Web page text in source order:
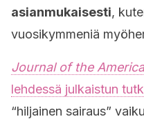
asianmukaisesti,
vuosikymmeniä
Journal of the
lehdessä julkaistun
“hiljainen sairaus”